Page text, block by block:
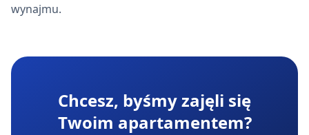
wynajmu.
Chcesz, byśmy zajęli się
Twoim apartamentem?